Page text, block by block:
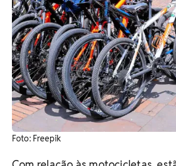
​Foto: Freepik